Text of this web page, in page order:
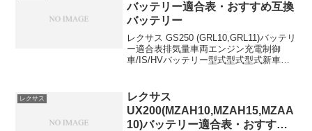
バッテリー適合表・おすすめ互換
バッテリー
レクサス GS250 (GRL10,GRL11)バッテリ
ー適合表排気量車両エンジン充電制御
車/IS/HVバッテリー型式型式型式新車搭
GRL114GR...
レクサス
レクサス
UX200(MZAH10,MZAH15,MZAA
10)バッテリー適合表・おすすめ